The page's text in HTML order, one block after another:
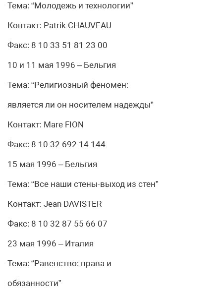
Тема: “Молодежь и технологии”
Контакт: Patrik CHAUVEAU
Факс: 8 10 33 51 81 23 00
10 и 11 мая 1996 – Бельгия
Тема: “Религиозный феномен:
является ли он носителем надежды”
Контакт: Mare FION
Факс: 8 10 32 692 14 144
15 мая 1996 – Бельгия
Тема: “Все наши стены-выход из стен”
Контакт: Jean DAVISTER
Факс: 8 10 32 87 55 66 07
23 мая 1996 – Италия
Тема: “Равенство: права и
обязанности”